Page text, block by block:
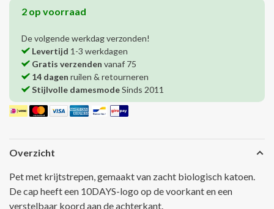
2 op voorraad
De volgende werkdag verzonden!
Levertijd 1-3 werkdagen
Gratis verzenden vanaf 75
14 dagen ruilen & retourneren
Stijlvolle damesmodeSinds 2011
Overzicht
Pet met krijtstrepen, gemaakt van zacht biologisch katoen.
De cap heeft een 10DAYS-logo op de voorkant en een
verstelbaar koord aan de achterkant.